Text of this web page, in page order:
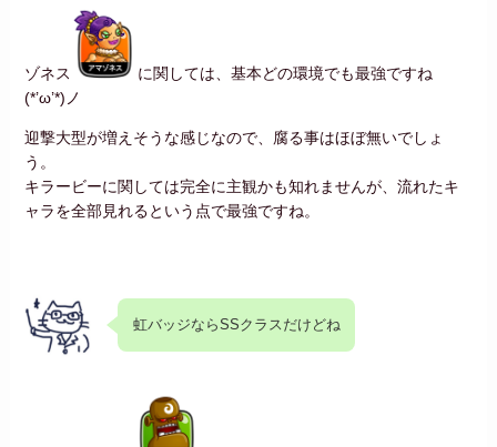
ゾネス
に関しては、基本どの環境でも最強ですね
(*’ω’*)ノ
迎撃大型が増えそうな感じなので、腐る事はほぼ無いでしょ
う。
キラービーに関しては完全に主観かも知れませんが、流れたキ
ャラを全部見れるという点で最強ですね。
虹バッジならSSクラスだけどね